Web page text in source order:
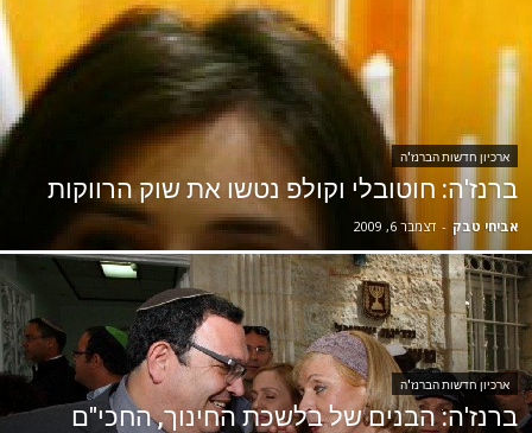
ארכיון חדשות הברנז'ה
ברנז'ה: חוטובלי וקולפ נטשו את שוק הרווקות
אביחי טבק - דצמבר 6, 2009
ארכיון חדשות הברנז'ה
ברנז'ה: הבנים של בלשכת החינוך, החכי"ם